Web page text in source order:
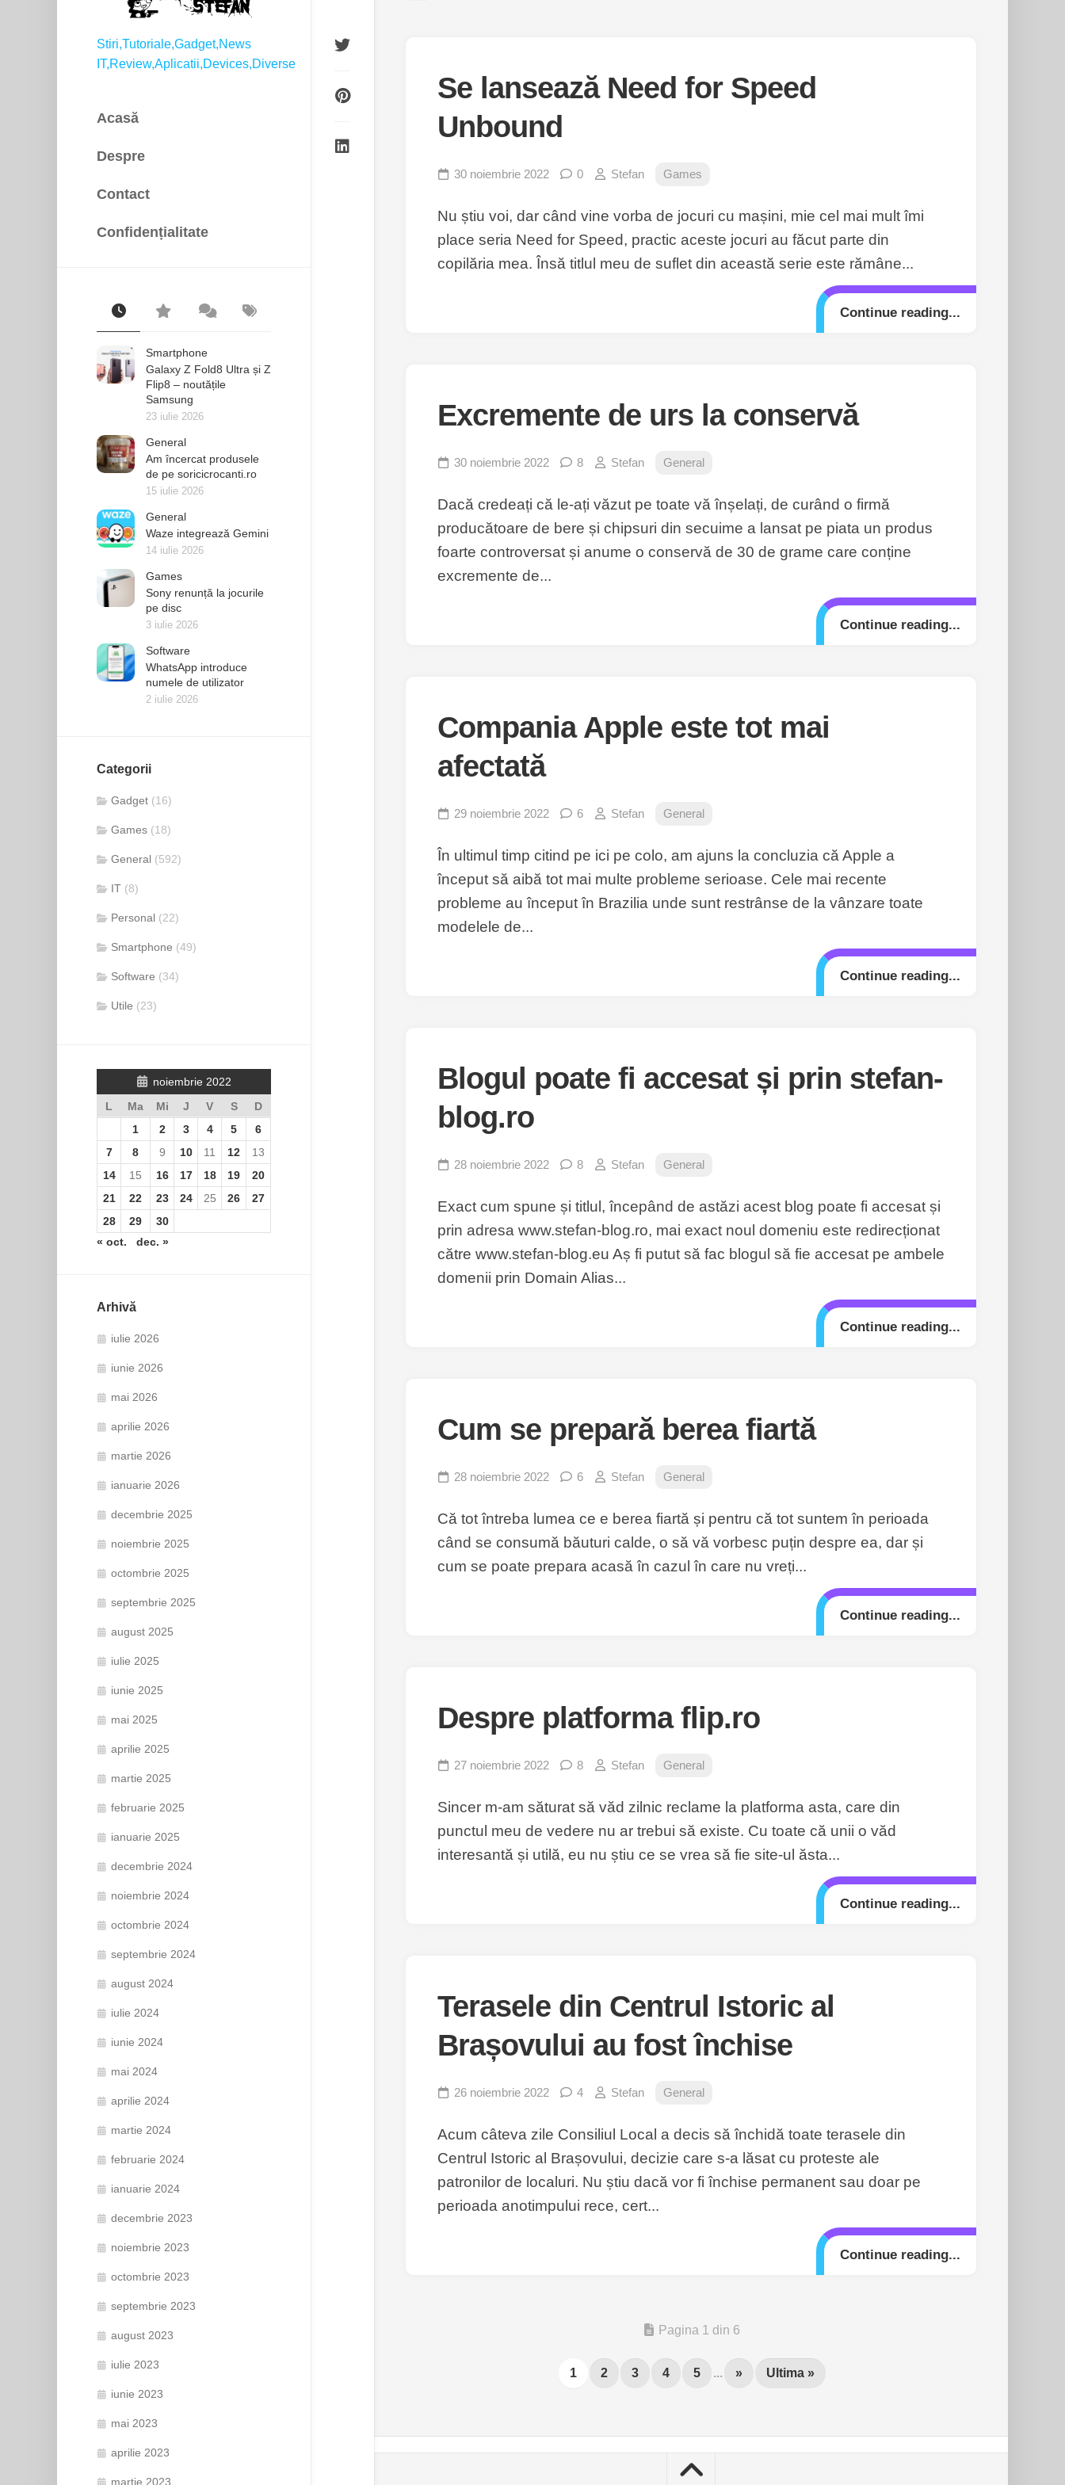
Stiri,Tutoriale,Gadget,News
IT,Review,Aplicatii,Devices,Diverse
Acasă
Despre
Contact
Confidențialitate
Smartphone
Galaxy Z Fold8 Ultra și Z
Flip8 – noutățile
Samsung
23 iulie 2026
General
Am încercat produsele
de pe soricicrocanti.ro
15 iulie 2026
General
Waze integrează Gemini
14 iulie 2026
Games
Sony renunță la jocurile
pe disc
3 iulie 2026
Software
WhatsApp introduce
numele de utilizator
2 iulie 2026
Categorii
Gadget (16)
Games (18)
General (592)
IT (8)
Personal (22)
Smartphone (49)
Software (34)
Utile (23)
noiembrie 2022
L
Ma Mi J V S
D
1
2 3 4 5
6
7
8 9 10 11 12
13
14
15 16 17 18 19
20
21
22 23 24 25 26
27
28
29
30
« oct.
dec. »
Arhivă
iulie 2026
iunie 2026
mai 2026
aprilie 2026
martie 2026
ianuarie 2026
decembrie 2025
noiembrie 2025
octombrie 2025
septembrie 2025
august 2025
iulie 2025
iunie 2025
mai 2025
aprilie 2025
martie 2025
februarie 2025
ianuarie 2025
decembrie 2024
noiembrie 2024
octombrie 2024
septembrie 2024
august 2024
iulie 2024
iunie 2024
mai 2024
aprilie 2024
martie 2024
februarie 2024
ianuarie 2024
decembrie 2023
noiembrie 2023
octombrie 2023
septembrie 2023
august 2023
iulie 2023
iunie 2023
mai 2023
aprilie 2023
martie 2023
Se lansează Need for Speed
Unbound
30 noiembrie 2022 0 Stefan Games
Nu știu voi, dar când vine vorba de jocuri cu mașini, mie cel mai mult îmi
place seria Need for Speed, practic aceste jocuri au făcut parte din
copilăria mea. Însă titlul meu de suflet din această serie este rămâne...
Continue reading...
Excremente de urs la conservă
30 noiembrie 2022 8 Stefan General
Dacă credeați că le-ați văzut pe toate vă înșelați, de curând o firmă
producătoare de bere și chipsuri din secuime a lansat pe piata un produs
foarte controversat și anume o conservă de 30 de grame care conține
excremente de...
Continue reading...
Compania Apple este tot mai
afectată
29 noiembrie 2022 6 Stefan General
În ultimul timp citind pe ici pe colo, am ajuns la concluzia că Apple a
început să aibă tot mai multe probleme serioase. Cele mai recente
probleme au început în Brazilia unde sunt restrânse de la vânzare toate
modelele de...
Continue reading...
Blogul poate fi accesat și prin stefan-
blog.ro
28 noiembrie 2022 8 Stefan General
Exact cum spune și titlul, începând de astăzi acest blog poate fi accesat și
prin adresa www.stefan-blog.ro, mai exact noul domeniu este redirecționat
către www.stefan-blog.eu Aș fi putut să fac blogul să fie accesat pe ambele
domenii prin Domain Alias...
Continue reading...
Cum se prepară berea fiartă
28 noiembrie 2022 6 Stefan General
Că tot întreba lumea ce e berea fiartă și pentru că tot suntem în perioada
când se consumă băuturi calde, o să vă vorbesc puțin despre ea, dar și
cum se poate prepara acasă în cazul în care nu vreți...
Continue reading...
Despre platforma flip.ro
27 noiembrie 2022 8 Stefan General
Sincer m-am săturat să văd zilnic reclame la platforma asta, care din
punctul meu de vedere nu ar trebui să existe. Cu toate că unii o văd
interesantă și utilă, eu nu știu ce se vrea să fie site-ul ăsta...
Continue reading...
Terasele din Centrul Istoric al
Brașovului au fost închise
26 noiembrie 2022 4 Stefan General
Acum câteva zile Consiliul Local a decis să închidă toate terasele din
Centrul Istoric al Brașovului, decizie care s-a lăsat cu proteste ale
patronilor de localuri. Nu știu dacă vor fi închise permanent sau doar pe
perioada anotimpului rece, cert...
Continue reading...
Pagina 1 din 6
1 2 3 4 5 ... » Ultima »